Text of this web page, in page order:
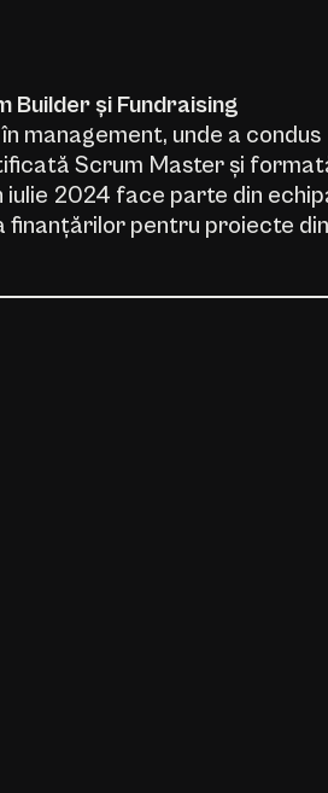
Builder și Fundraising
management, unde a condus
Scrum Master și
2024 face parte din
finanțărilor pentru proiecte din